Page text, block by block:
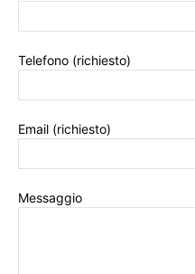
Telefono (richiesto)
Email (richiesto)
Messaggio